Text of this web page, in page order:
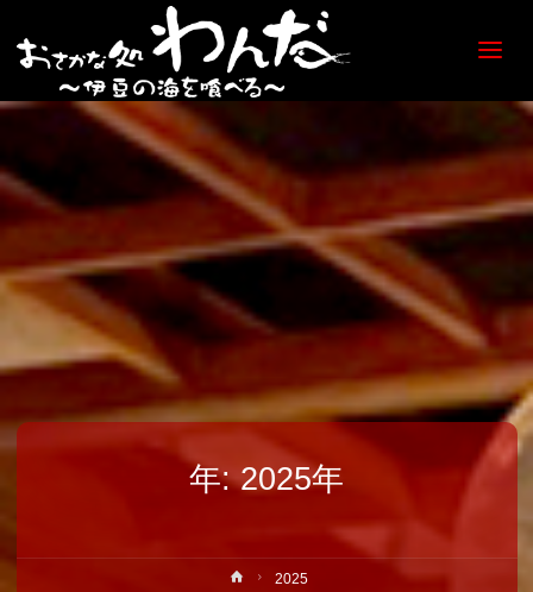
おさ
処
わん
だ
年:2025年
ホ
2025